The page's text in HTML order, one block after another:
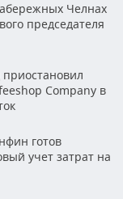
Челнах
председателя
приостановил
Company в
готов
учет затрат на